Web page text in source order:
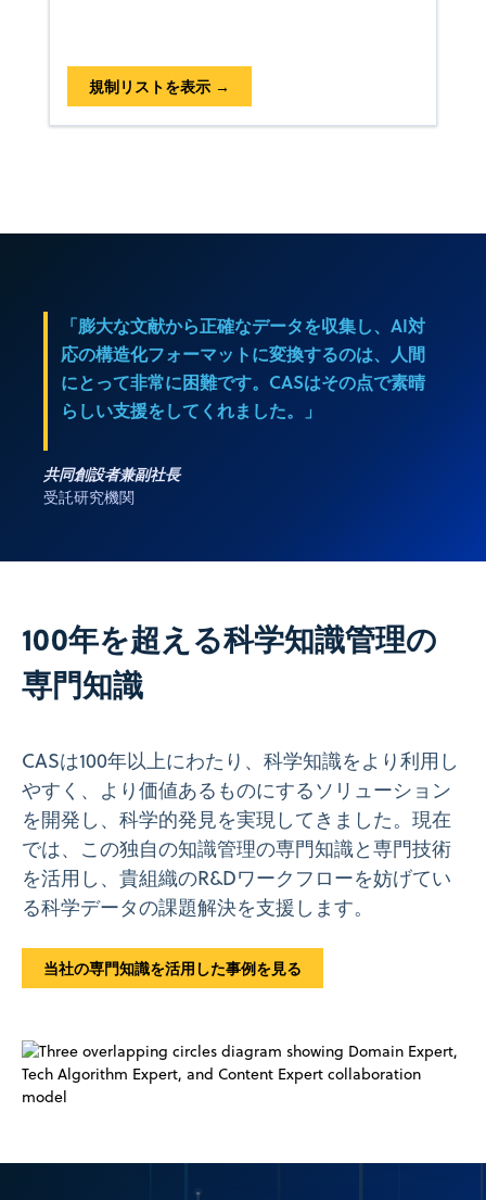
規制リストを表示 →
「膨大な文献から正確なデータを収集し、AI対
応の構造化フォーマットに変換するのは、人間
にとって非常に困難です。CASはその点で素晴
らしい支援をしてくれました。」
共同創設者兼副社長
受託研究機関
100年を超える科学知識管理の
専門知識
CASは100年以上にわたり、科学知識をより利用し
やすく、より価値あるものにするソリューション
を開発し、科学的発見を実現してきました。現在
では、この独自の知識管理の専門知識と専門技術
を活用し、貴組織のR&Dワークフローを妨げてい
る科学データの課題解決を支援します。
当社の専門知識を活用した事例を見る